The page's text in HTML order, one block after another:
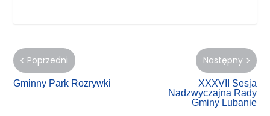
Poprzedni
Gminny Park Rozrywki
Następny
XXXVII Sesja
Nadzwyczajna Rady
Gminy Lubanie